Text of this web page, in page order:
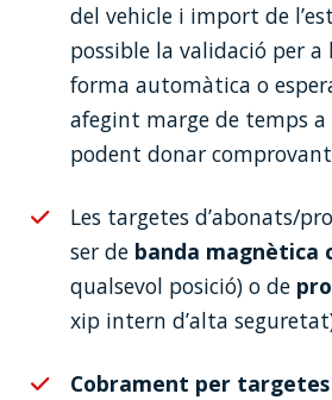
del vehicle i import de
possible la validació per
forma automàtica o
afegint marge de temps
podent donar
Les targetes d’abonats/
ser de banda magnètica
qualsevol posició) o de
xip intern d’alta
Cobrament per